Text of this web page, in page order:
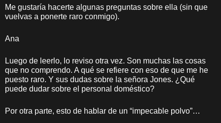
Me gustaría hacerte algunas preguntas sobre ella (sin que
vuelvas a ponerte raro conmigo).
Ana
Luego de leerlo, lo reviso otra vez. Son muchas las cosas
que no comprendo. A qué se refiere con eso de que me he
puesto raro. Y sus dudas sobre la señora Jones. ¿Qué
puede dudar sobre el personal doméstico?
Por otra parte, esto de hablar de un “impecable polvo”…